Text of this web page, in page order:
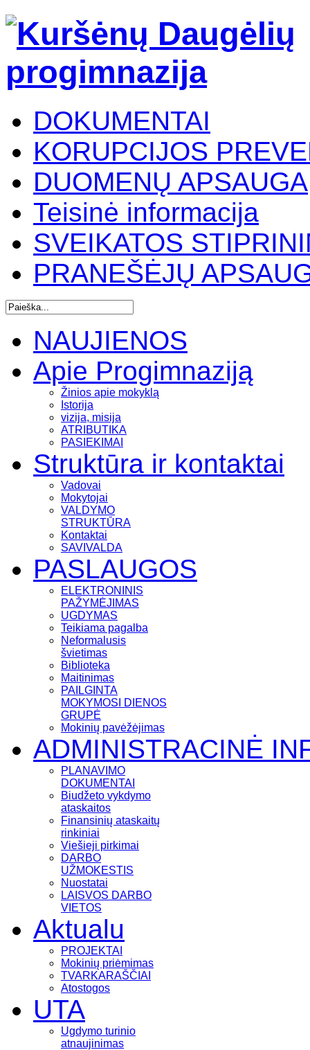
DOKUMENTAI
KORUPCIJOS
DUOMENŲ APSAUGA
Teisinė informacija
SVEIKATOS
PRANEŠĖJŲ
NAUJIENOS
Apie Progimnaziją
Žinios apie mokyklą
Istorija
vizija, misija
ATRIBUTIKA
PASIEKIMAI
Struktūra ir kontaktai
Vadovai
Mokytojai
VALDYMO
STRUKTŪRA
Kontaktai
SAVIVALDA
PASLAUGOS
ELEKTRONINIS
PAŽYMĖJIMAS
UGDYMAS
Teikiama pagalba
Neformalusis
švietimas
Biblioteka
Maitinimas
PAILGINTA
MOKYMOSI DIENOS
GRUPĖ
Mokinių pavėžėjimas
ADMINISTRACINĖ
PLANAVIMO
DOKUMENTAI
Biudžeto vykdymo
ataskaitos
Finansinių ataskaitų
rinkiniai
Viešieji pirkimai
DARBO
UŽMOKESTIS
Nuostatai
LAISVOS DARBO
VIETOS
Aktualu
PROJEKTAI
Mokinių priėmimas
TVARKARAŠČIAI
Atostogos
UTA
Ugdymo turinio
atnaujinimas